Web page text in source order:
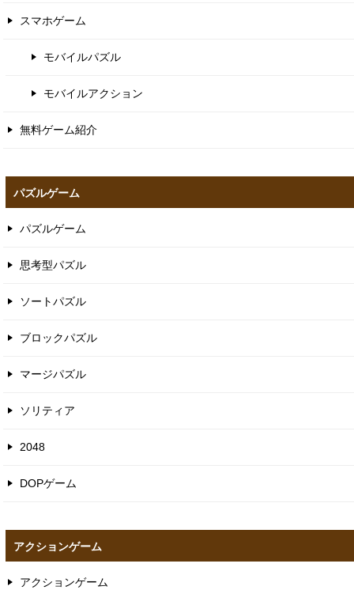
スマホゲーム
モバイルパズル
モバイルアクション
無料ゲーム紹介
パズルゲーム
パズルゲーム
思考型パズル
ソートパズル
ブロックパズル
マージパズル
ソリティア
2048
DOPゲーム
アクションゲーム
アクションゲーム